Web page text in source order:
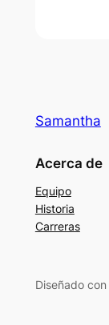
Samantha
Acerca de
Equipo
Historia
Carreras
Diseñado con